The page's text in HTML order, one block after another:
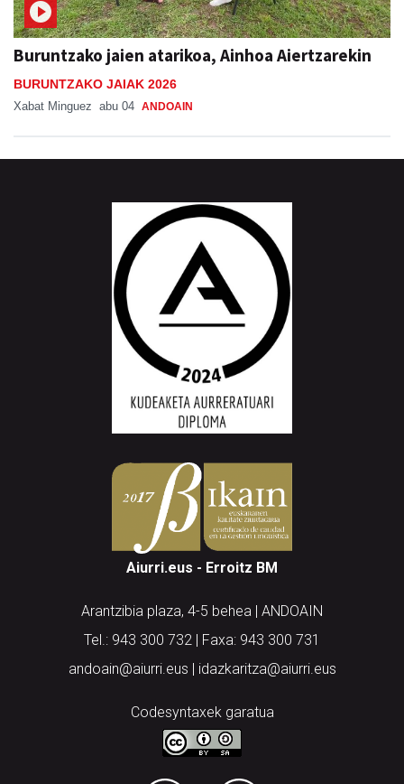
Buruntzako jaien atarikoa, Ainhoa Aiertzarekin
BURUNTZAKO JAIAK 2026
Xabat Minguez abu 04 ANDOAIN
Aiurri.eus - Erroitz BM
Arantzibia plaza, 4-5 behea | ANDOAIN
Tel.: 943 300 732 | Faxa: 943 300 731
andoain@aiurri.eus | idazkaritza@aiurri.eus
Codesyntaxek garatua